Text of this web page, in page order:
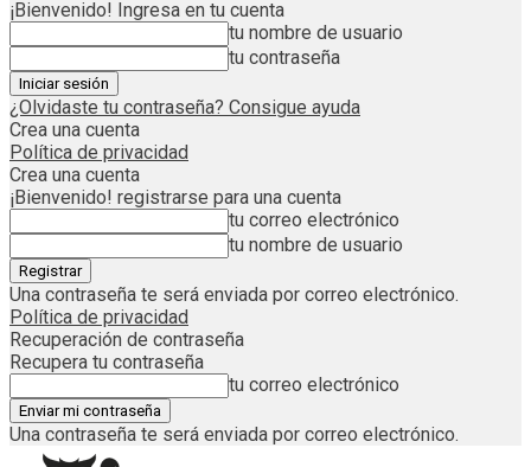
¡Bienvenido! Ingresa en tu cuenta
tu nombre de usuario
tu contraseña
¿Olvidaste tu contraseña? Consigue ayuda
Crea una cuenta
Política de privacidad
Crea una cuenta
¡Bienvenido! registrarse para una cuenta
tu correo electrónico
tu nombre de usuario
Una contraseña te será enviada por correo electrónico.
Política de privacidad
Recuperación de contraseña
Recupera tu contraseña
tu correo electrónico
Una contraseña te será enviada por correo electrónico.